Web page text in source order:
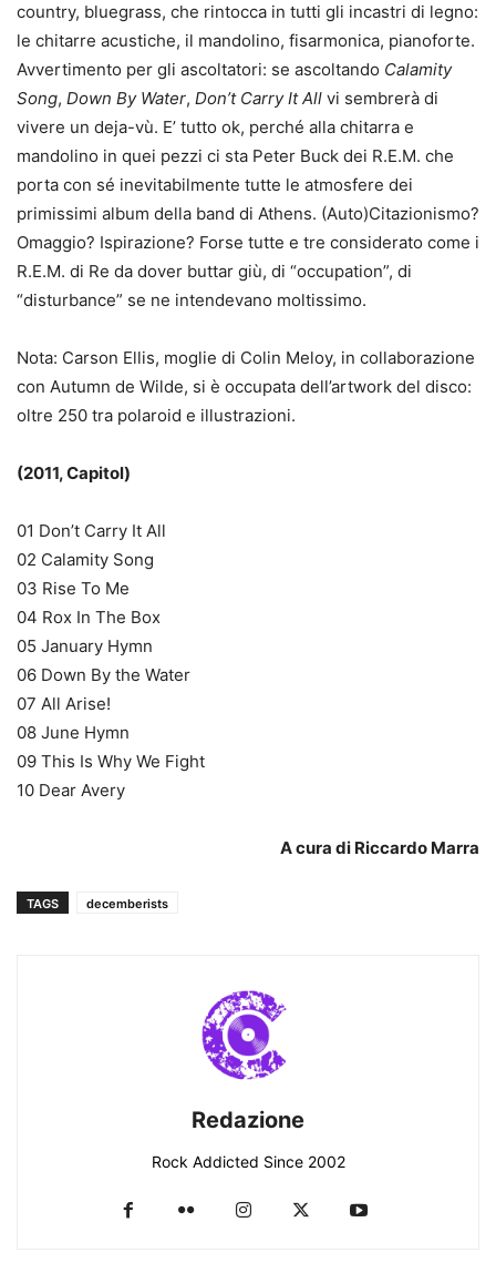
country, bluegrass, che rintocca in tutti gli incastri di legno:
le chitarre acustiche, il mandolino, fisarmonica, pianoforte.
Avvertimento per gli ascoltatori: se ascoltando Calamity
Song, Down By Water, Don’t Carry It All vi sembrerà di
vivere un deja-vù. E’ tutto ok, perché alla chitarra e
mandolino in quei pezzi ci sta Peter Buck dei R.E.M. che
porta con sé inevitabilmente tutte le atmosfere dei
primissimi album della band di Athens. (Auto)Citazionismo?
Omaggio? Ispirazione? Forse tutte e tre considerato come i
R.E.M. di Re da dover buttar giù, di “occupation”, di
“disturbance” se ne intendevano moltissimo.
Nota: Carson Ellis, moglie di Colin Meloy, in collaborazione
con Autumn de Wilde, si è occupata dell’artwork del disco:
oltre 250 tra polaroid e illustrazioni.
(2011, Capitol)
01 Don’t Carry It All
02 Calamity Song
03 Rise To Me
04 Rox In The Box
05 January Hymn
06 Down By the Water
07 All Arise!
08 June Hymn
09 This Is Why We Fight
10 Dear Avery
A cura di Riccardo Marra
TAGS decemberists
Redazione
Rock Addicted Since 2002